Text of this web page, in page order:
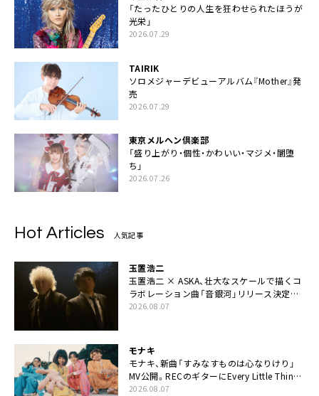
「たったひとりの人生を狂わせられたほうが
光栄」
2026.07.29
TAIRIK
ソロメジャーデビューアルバム『Mother』発
売
2026.07.29
東京メルヘン倶楽部
「盛り上がり・個性・かわいい・マジメ・闇堕
ち」
2026.07.26
Hot Articles 人気記事
玉置浩二
玉置浩二 × ASKA、壮大なスケールで描くコ
ラボレーション曲「音銀河」リリース決定。
カップリングには新曲「命の宿り」収録も
2026.08.07
モナキ
モナキ、新曲「すみなすものは心なりけり」
MV公開。RECのギターにEvery Little Thing・
伊藤一朗参加も
2026.08.07